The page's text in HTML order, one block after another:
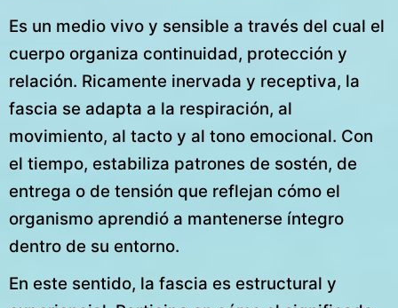
Es un medio vivo y sensible a través del cual el
cuerpo organiza continuidad, protección y
relación. Ricamente inervada y receptiva, la
fascia se adapta a la respiración, al
movimiento, al tacto y al tono emocional. Con
el tiempo, estabiliza patrones de sostén, de
entrega o de tensión que reflejan cómo el
organismo aprendió a mantenerse íntegro
dentro de su entorno.
En este sentido, la fascia es estructural y